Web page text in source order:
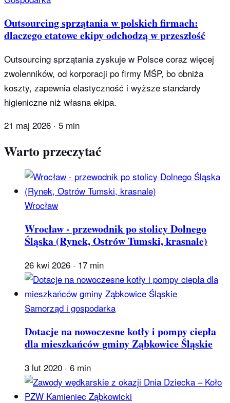
Outsourcing sprzątania w polskich firmach:
dlaczego etatowe ekipy odchodzą w przeszłość
Outsourcing sprzątania zyskuje w Polsce coraz więcej
zwolenników, od korporacji po firmy MŚP, bo obniża
koszty, zapewnia elastyczność i wyższe standardy
higieniczne niż własna ekipa.
21 maj 2026 · 5 min
Warto przeczytać
Wrocław
Wrocław - przewodnik po stolicy Dolnego
Śląska (Rynek, Ostrów Tumski, krasnale)
26 kwi 2026 · 17 min
Samorząd i gospodarka
Dotacje na nowoczesne kotły i pompy ciepła
dla mieszkańców gminy Ząbkowice Śląskie
3 lut 2020 · 6 min